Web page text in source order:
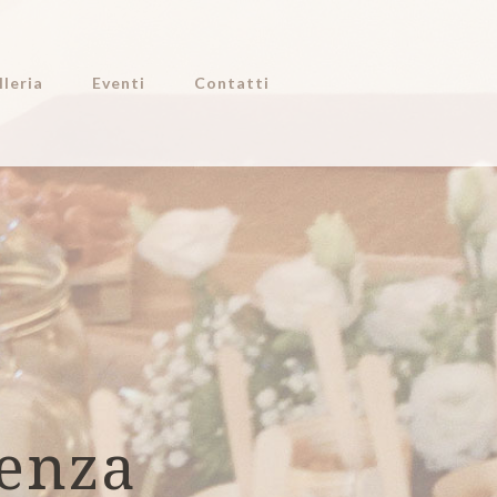
Eventi Contatti